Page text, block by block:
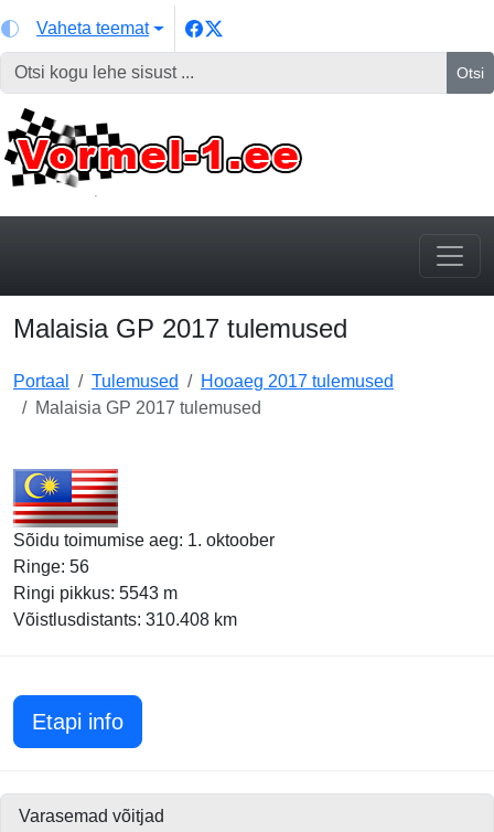
Vaheta teemat
Otsi
Malaisia GP 2017 tulemused
Portaal Tulemused
Hooaeg 2017 tulemused
Malaisia GP 2017 tulemused
Sõidu toimumise aeg: 1. oktoober
Ringe: 56
Ringi pikkus: 5543 m
Võistlusdistants: 310.408 km
Etapi infoMalaisia GP 2017
Varasemad võitjad